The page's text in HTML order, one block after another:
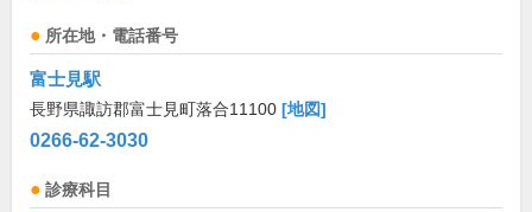
所在地・電話番号
富士見駅
長野県諏訪郡富士見町落合11100 [地図]
0266-62-3030
診療科目